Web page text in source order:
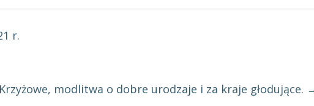
r.
modlitwa o dobre urodzaje i za kraje głodujące.